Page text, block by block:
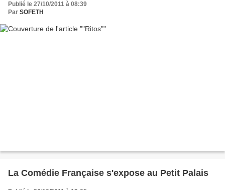
Publié le 27/10/2011 à 08:39
Par SOFETH
La Comédie Française s'expose au Petit Palais